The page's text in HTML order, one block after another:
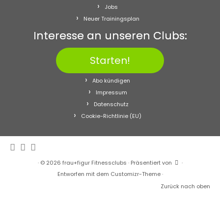
Jobs
Neuer Trainingsplan
Interesse an unseren Clubs:
Starten!
Abo kündigen
Impressum
Datenschutz
Cookie-Richtlinie (EU)
· © 2026 frau+figur Fitnessclubs · Präsentiert von
·
Entworfen mit dem Customizr-Theme·
Zurück nach oben